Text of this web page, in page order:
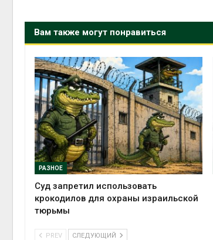
Вам также могут понравиться
РАЗНОЕ
Суд запретил использовать
крокодилов для охраны израильской
тюрьмы
PREV СЛЕДУЮЩИЙ